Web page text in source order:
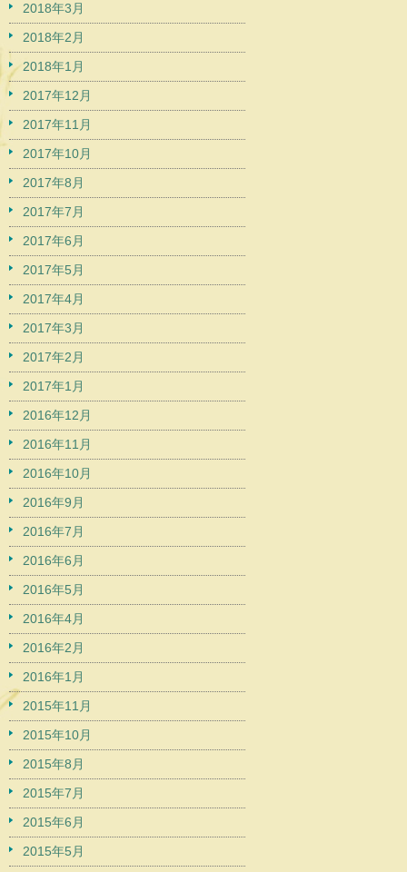
2018年3月
2018年2月
2018年1月
2017年12月
2017年11月
2017年10月
2017年8月
2017年7月
2017年6月
2017年5月
2017年4月
2017年3月
2017年2月
2017年1月
2016年12月
2016年11月
2016年10月
2016年9月
2016年7月
2016年6月
2016年5月
2016年4月
2016年2月
2016年1月
2015年11月
2015年10月
2015年8月
2015年7月
2015年6月
2015年5月